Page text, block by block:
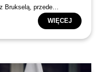
Brukselą, przede
Polsce zasad państwa
WIĘCEJ